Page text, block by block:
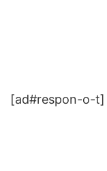
[ad#respon-o-t]